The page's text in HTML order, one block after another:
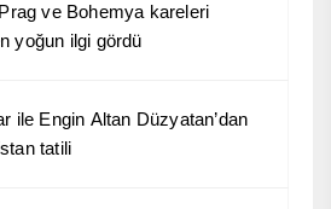
ve Bohemya kareleri
yoğun ilgi gördü
ile Engin Altan Düzyatan’dan
tatili